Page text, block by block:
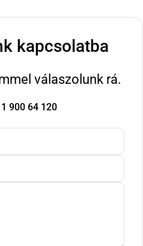
kapcsolatba
válaszolunk rá.
900 64 120